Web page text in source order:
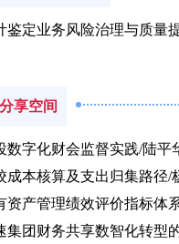
鉴定业务风险治理与质量
分享空间
数字化财会监督实践/陆平
成本核算及支出归集路径/
资产管理绩效评价指标体
集团财务共享数智化转型